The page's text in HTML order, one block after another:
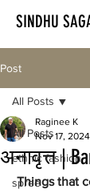
SINDHU
Post
All Posts
ethnic fashion
spree
All Posts
अनावृत्त |
Raginee K
Nov 17, 2024
Things that